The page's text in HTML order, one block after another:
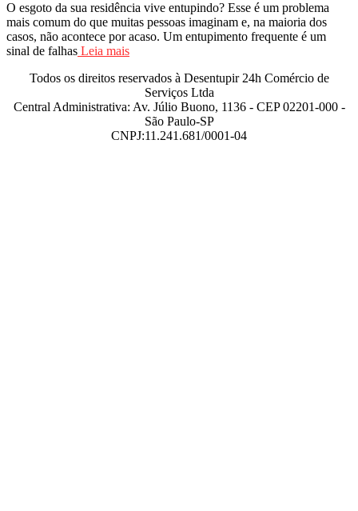
O esgoto da sua residência vive entupindo? Esse é um problema
mais comum do que muitas pessoas imaginam e, na maioria dos
casos, não acontece por acaso. Um entupimento frequente é um
sinal de falhas Leia mais
Todos os direitos reservados à Desentupir 24h Comércio de
Serviços Ltda
Central Administrativa: Av. Júlio Buono, 1136 - CEP 02201-000 -
São Paulo-SP
CNPJ:11.241.681/0001-04